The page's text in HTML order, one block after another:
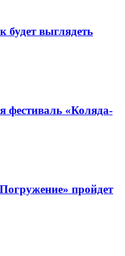
будет выглядеть
фестиваль «Коляда-
пройдет